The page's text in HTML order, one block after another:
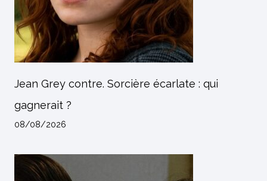
Jean Grey contre. Sorcière écarlate : qui
gagnerait ?
08/08/2026